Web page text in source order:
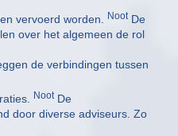
vervoerd worden.
NootDe
over het algemeen de rol
de verbindingen tussen
NootDe
door diverse adviseurs. Zo